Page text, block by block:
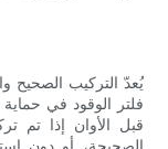
يُعدّ التركيب الصحيح
فلتر الوقود في
قبل الأوان إذا تم